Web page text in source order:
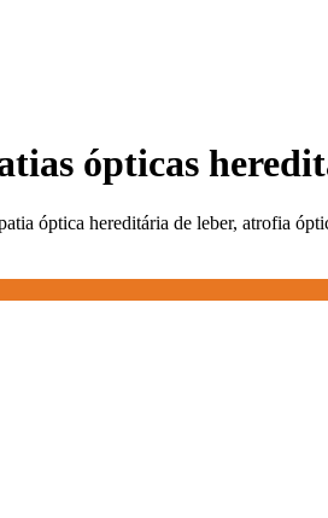
ópticas
óptica hereditária de leber, atrofia